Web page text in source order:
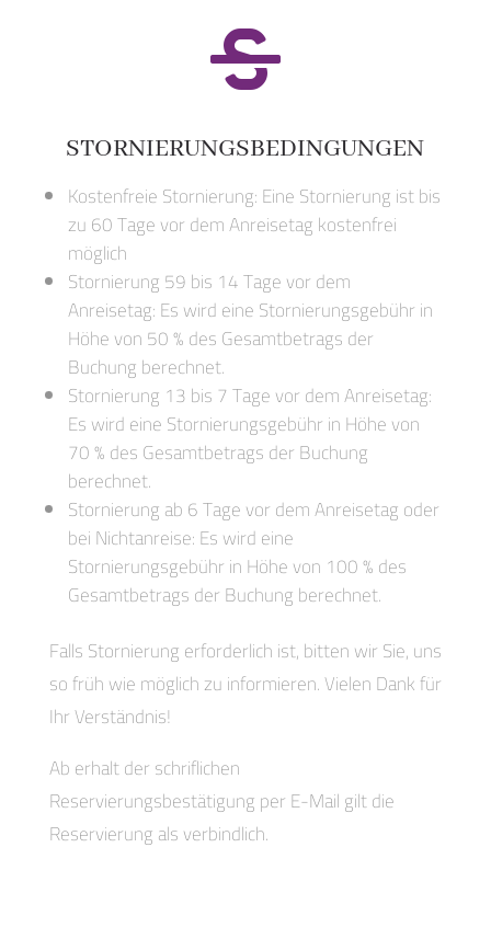

STORNIERUNGSBEDINGUNGEN
Kostenfreie Stornierung: Eine Stornierung ist bis
zu 60 Tage vor dem Anreisetag kostenfrei
möglich
Stornierung 59 bis 14 Tage vor dem
Anreisetag: Es wird eine Stornierungsgebühr in
Höhe von 50 % des Gesamtbetrags der
Buchung berechnet.
Stornierung 13 bis 7 Tage vor dem Anreisetag:
Es wird eine Stornierungsgebühr in Höhe von
70 % des Gesamtbetrags der Buchung
berechnet.
Stornierung ab 6 Tage vor dem Anreisetag oder
bei Nichtanreise: Es wird eine
Stornierungsgebühr in Höhe von 100 % des
Gesamtbetrags der Buchung berechnet.
Falls Stornierung erforderlich ist, bitten wir Sie, uns
so früh wie möglich zu informieren. Vielen Dank für
Ihr Verständnis!
Ab erhalt der schriflichen
Reservierungsbestätigung per E-Mail gilt die
Reservierung als verbindlich.